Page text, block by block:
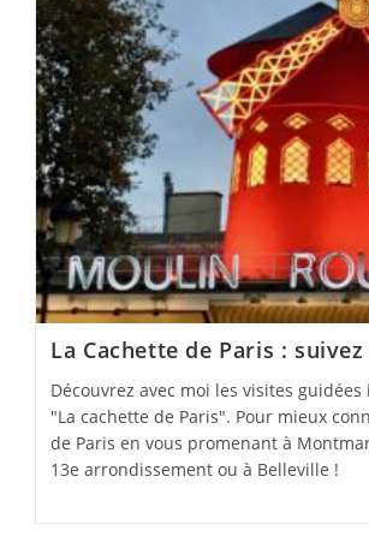
La Cachette de Paris :
Découvrez avec moi les visites
"La cachette de Paris". Pour mieux
de Paris en vous promenant à
13e arrondissement ou à Belleville !